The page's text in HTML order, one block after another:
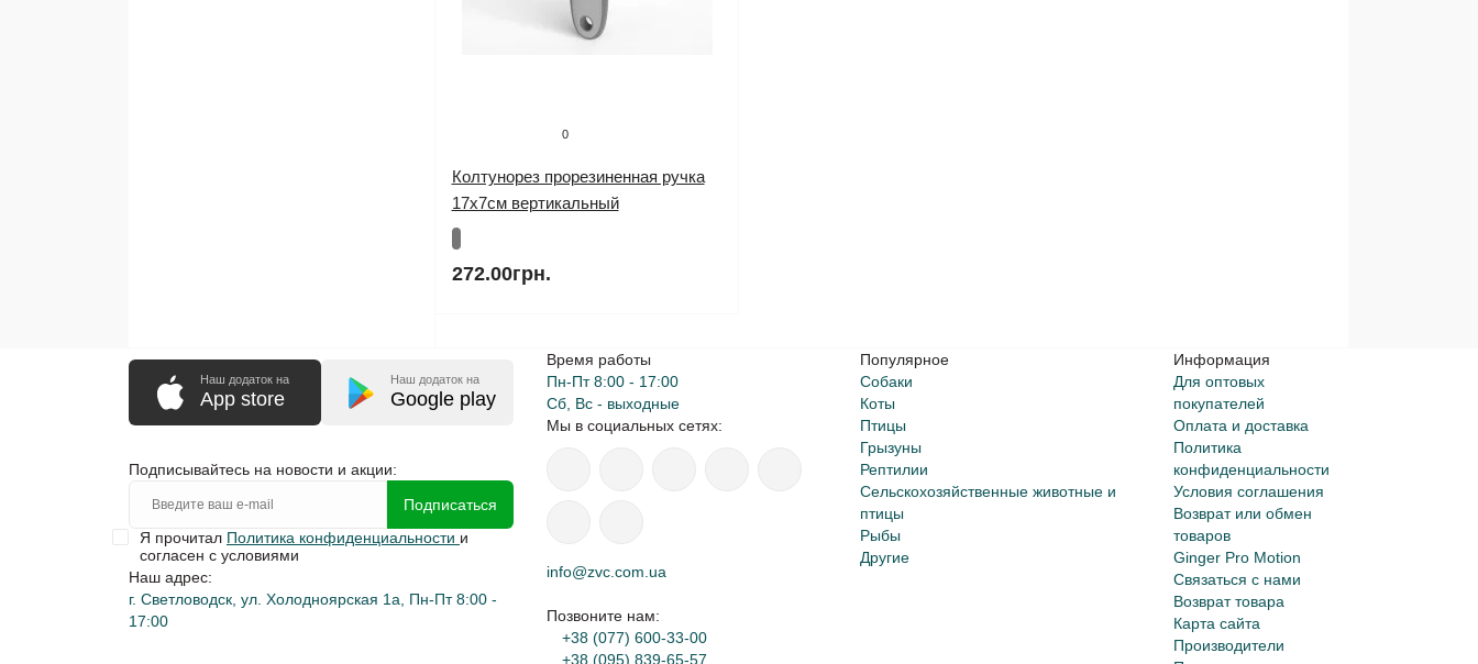
0
Колтунорез прорезиненная ручка
17х7см вертикальный
272.00грн.
Наш додаток на
App store
Наш додаток на
Google play
Подписывайтесь на новости и акции:
Подписаться
Я прочитал Политика конфиденциальности и
согласен с условиями
Наш адрес:
г. Светловодск, ул. Холодноярская 1а, Пн-Пт 8:00 -
17:00
Время работы
Пн-Пт 8:00 - 17:00
Сб, Вс - выходные
Мы в социальных сетях:
info@zvc.com.ua
Позвоните нам:
+38 (077) 600-33-00
+38 (095) 839-65-57
Популярное
Собаки
Коты
Птицы
Грызуны
Рептилии
Сельскохозяйственные животные и
птицы
Рыбы
Другие
Информация
Для оптовых
покупателей
Оплата и доставка
Политика
конфиденциальности
Условия соглашения
Возврат или обмен
товаров
Ginger Pro Motion
Связаться с нами
Возврат товара
Карта сайта
Производители